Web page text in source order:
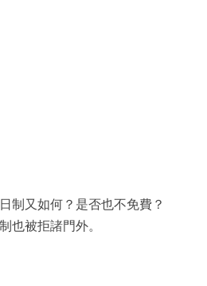
制又如何？是否也不免費？
也被拒諸門外。